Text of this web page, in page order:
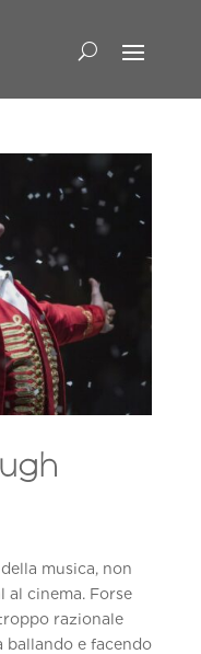
musica, non
al cinema. Forse
razionale
ballando e facendo